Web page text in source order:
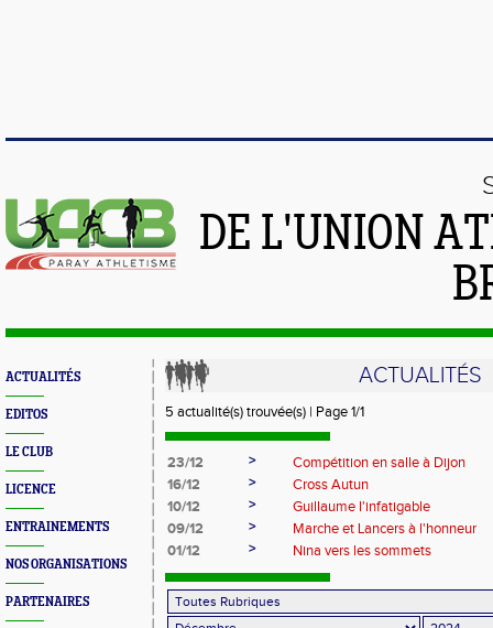
DE L'UNION
ACTUALITÉS
EDITOS
LE CLUB
LICENCE
ENTRAINEMENTS
NOS ORGANISATIONS
PARTENAIRES
ACTUALITÉS
5 actualité(s) trouvée(s) | Page 1/1
23/12 >
Compétition en salle à Dijon
16/12
>
Cross Autun
10/12
>
Guillaume l'infatigable
09/12
>
Marche et Lancers à l'honneur
01/12
> Nina vers les sommets